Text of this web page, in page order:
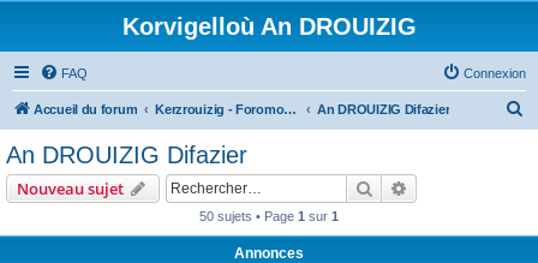
Korvigelloù An DROUIZIG
FAQ Connexion
Accueil du forum Kerzrouizig - Foromoù An Drouizig An DROUIZIG Difazier
An DROUIZIG Difazier
Nouveau sujet Rechercher
50 sujets • Page 1 sur 1
Annonces